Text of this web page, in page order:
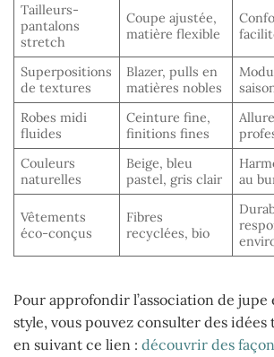
Tailleurs-
pantalons
stretch
Coupe ajustée,
matière flexible
Superpositions
de textures
Blazer, pulls en
matières nobles
Robes midi
fluides
Ceinture fine,
finitions fines
Couleurs
naturelles
Beige, bleu
pastel, gris clair
au
Vêtements
éco-conçus
Fibres
recyclées, bio
Pour approfondir l’association de jupe
style, vous pouvez consulter des
en suivant ce lien : découvrir des